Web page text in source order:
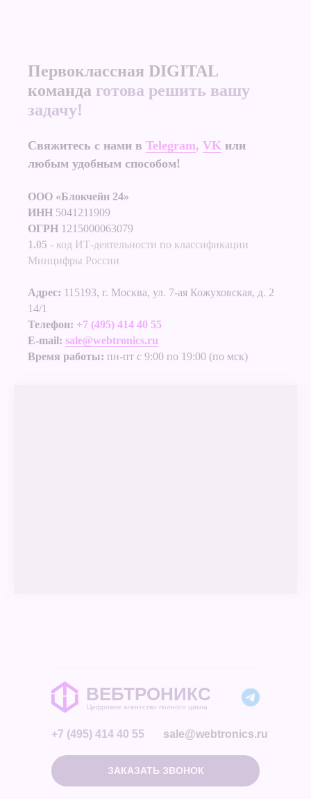
Первоклассная DIGITAL
команда готова решить вашу
задачу!
Свяжитесь с нами в Telegram, VK или
любым удобным способом!
ООО «Блокчейн 24»
ИНН 5041211909
ОГРН 1215000063079
1.05 - код ИТ-деятельности по классификации
Минцифры России
Адрес: 115193, г. Москва, ул. 7-ая Кожуховская, д. 2
14/1
Телефон: +7 (495) 414 40 55
E-mail: sale@webtronics.ru
Время работы: пн-пт с 9:00 по 19:00 (по мск)
ЗАКАЗАТЬ ЗВОНОК
+7 (495) 414 40 55 sale@webtronics.ru
Цифровое агентство полного цикла
ВЕБТРОНИКС